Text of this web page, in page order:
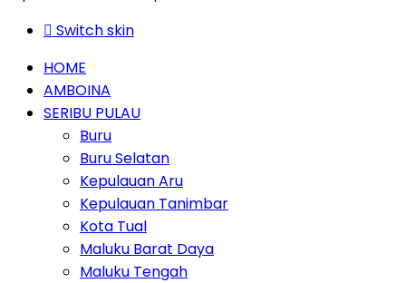
Switch skin
HOME
AMBOINA
SERIBU PULAU
Buru
Buru Selatan
Kepulauan Aru
Kepulauan Tanimbar
Kota Tual
Maluku Barat Daya
Maluku Tengah